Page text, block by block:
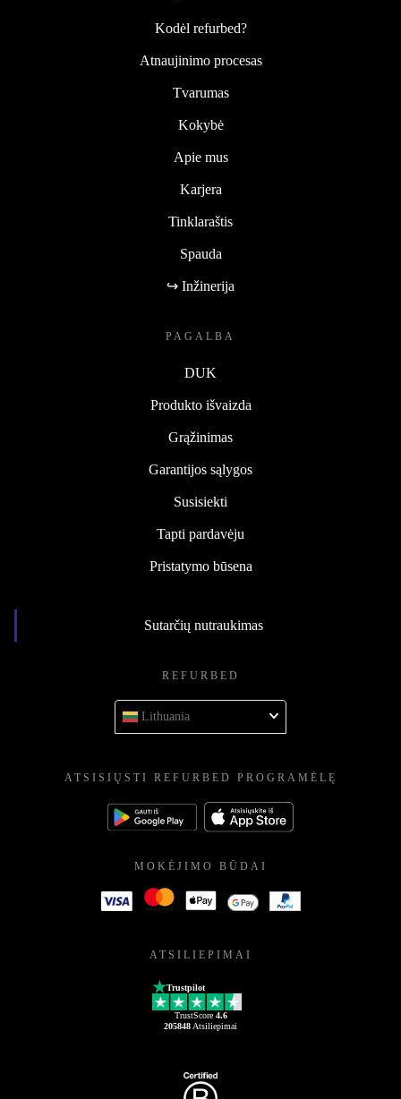
Kodėl refurbed?
Atnaujinimo procesas
Tvarumas
Kokybė
Apie mus
Karjera
Tinklaraštis
Spauda
↪ Inžinerija
PAGALBA
DUK
Produkto išvaizda
Grąžinimas
Garantijos sąlygos
Susisiekti
Tapti pardavėju
Pristatymo būsena
Sutarčių nutraukimas
REFURBED
Lithuania
ATSISIŲSTI REFURBED PROGRAMĖLĘ
MOKĖJIMO BŪDAI
ATSILIEPIMAI
Trustpilot
TrustScore 4.6
205848 Atsiliepimai